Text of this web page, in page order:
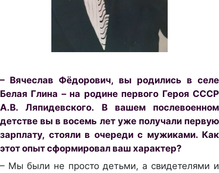
– Вячеслав Фёдорович, вы родились в селе
Белая Глина – на родине первого Героя СССР
А.В. Ляпидевского. В вашем послевоенном
детстве вы в восемь лет уже получали первую
зарплату, стояли в очереди с мужиками. Как
этот опыт сформировал ваш характер?
– Мы были не просто детьми, а свидетелями и